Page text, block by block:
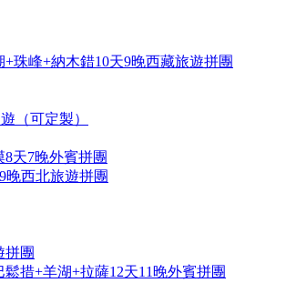
珠峰+納木錯10天9晚西藏旅遊拼團
（可定製）
天7晚外賓拼團
晚西北旅遊拼團
拼團
措+羊湖+拉薩12天11晚外賓拼團